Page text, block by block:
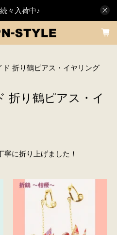
々入荷中♪
ド 折り鶴ピアス・イヤリング
折り鶴ピアス・イ
に折り上げました！